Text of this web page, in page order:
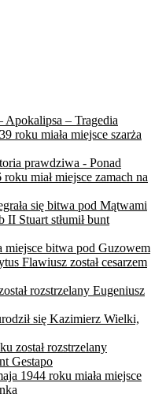
Apokalipsa – Tragedia
roku miała miejsce szarża
prawdziwa - Ponad
miał miejsce zamach na
się bitwa pod Mątwami
II Stuart stłumił bunt
miejsce bitwa pod Guzowem
Flawiusz został cesarzem
rozstrzelany Eugeniusz
się Kazimierz Wielki,
został rozstrzelany
Gestapo
1944 roku miała miejsce